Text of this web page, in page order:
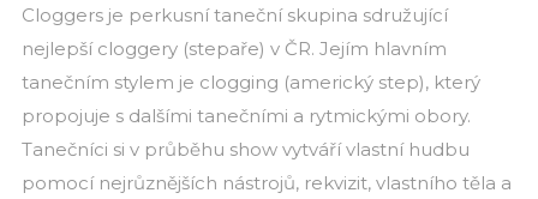
Cloggers je perkusní taneční skupina sdružující
nejlepší cloggery (stepaře) v ČR. Jejím hlavním
tanečním stylem je clogging (americký step), který
propojuje s dalšími tanečními a rytmickými obory.
Tanečníci si v průběhu show vytváří vlastní hudbu
pomocí nejrůznějších nástrojů, rekvizit, vlastního těla a